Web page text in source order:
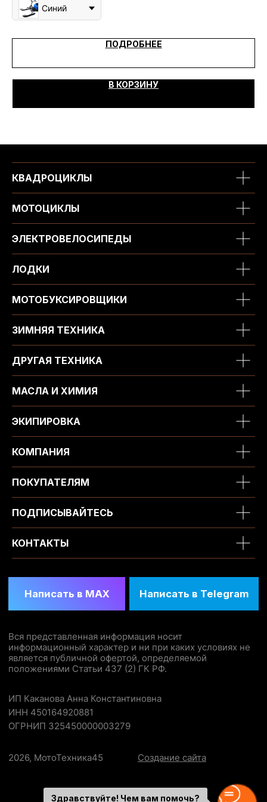
Синий
ПОДРОБНЕЕ
В КОРЗИНУ
КВАДРОЦИКЛЫ
МОТОЦИКЛЫ
ЭЛЕКТРОВЕЛОСИПЕДЫ
ЛОДКИ
МОТОБУКСИРОВЩИКИ
ЗИМНЯЯ ТЕХНИКА
ДРУГАЯ ТЕХНИКА
МАСЛА И ХИМИЯ
ЭКИПИРОВКА
КОМПАНИЯ
ПОКУПАТЕЛЯМ
ПОДПИСЫВАЙТЕСЬ
КОНТАКТЫ
Здравствуйте! Чем вам помочь?